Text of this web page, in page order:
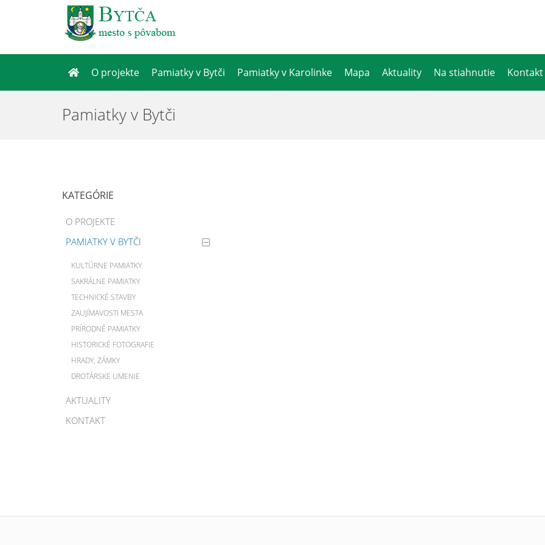
O projekte Pamiatky v Bytči Pamiatky v Karolinke Mapa Aktuality Na stiahnutie Kontakt
Pamiatky v Bytči
KATEGÓRIE
O PROJEKTE
PAMIATKY V BYTČI
KULTÚRNE PAMIATKY
SAKRÁLNE PAMIATKY
TECHNICKÉ STAVBY
ZAUJÍMAVOSTI MESTA
PRÍRODNÉ PAMIATKY
HISTORICKÉ FOTOGRAFIE
HRADY, ZÁMKY
DROTÁRSKE UMENIE
AKTUALITY
KONTAKT